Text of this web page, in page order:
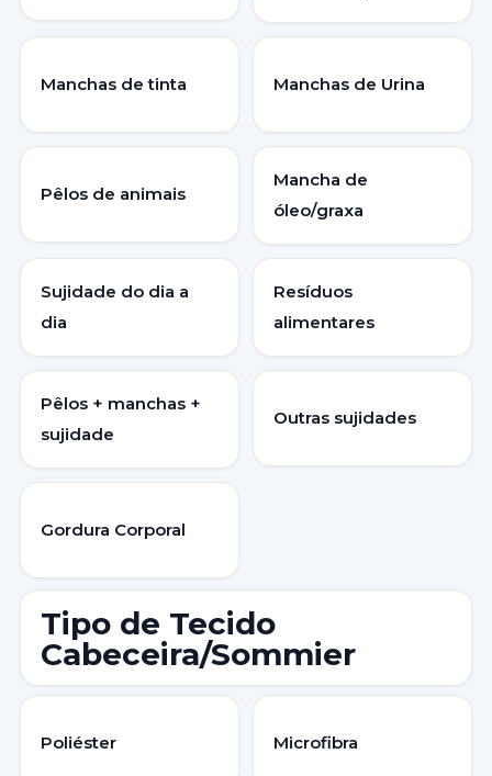
Manchas de tinta Manchas de Urina
Pêlos de animais
Mancha de
óleo/graxa
Sujidade do dia a
dia
Resíduos
alimentares
Pêlos + manchas +
sujidade
Outras sujidades
Gordura Corporal
Tipo de Tecido
Cabeceira/Sommier
Poliéster Microfibra